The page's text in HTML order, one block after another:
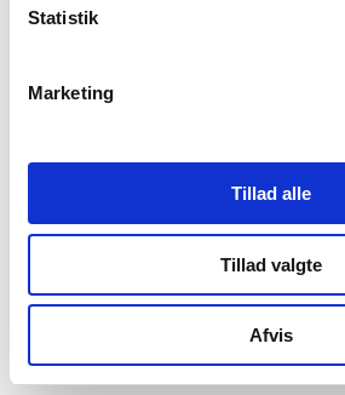
Statistik
Marketing
Tillad alle
Tillad valgte
Afvis